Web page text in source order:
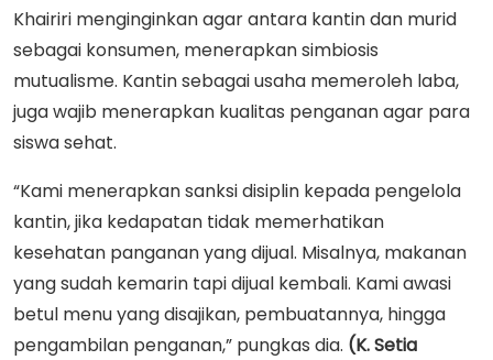
Khairiri menginginkan agar antara kantin dan murid
sebagai konsumen, menerapkan simbiosis
mutualisme. Kantin sebagai usaha memeroleh laba,
juga wajib menerapkan kualitas penganan agar para
siswa sehat.
“Kami menerapkan sanksi disiplin kepada pengelola
kantin, jika kedapatan tidak memerhatikan
kesehatan panganan yang dijual. Misalnya, makanan
yang sudah kemarin tapi dijual kembali. Kami awasi
betul menu yang disajikan, pembuatannya, hingga
pengambilan penganan,” pungkas dia. (K. Setia